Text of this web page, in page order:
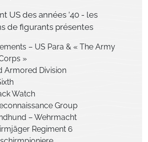
US des années ’40 - les
de figurants présentes
– US Para & « The Army
»
Armored Division
Watch
Group
– Wehrmacht
Regiment 6